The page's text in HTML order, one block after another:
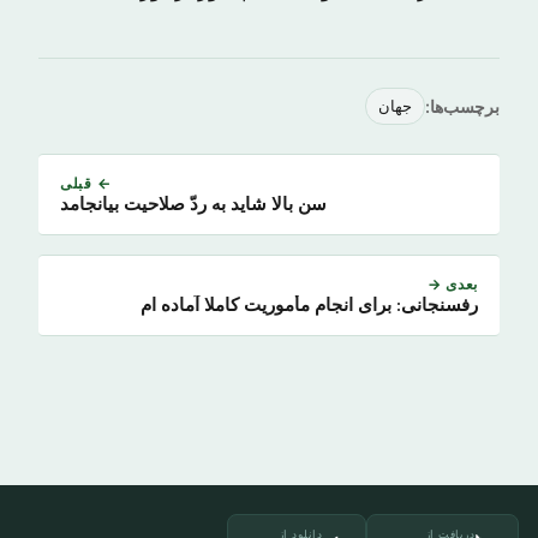
برچسب‌ها: جهان
← قبلی
سن بالا شاید به ردّ صلاحیت بیانجامد
بعدی →
رفسنجانی: برای انجام مأموریت کاملا آماده ام
دریافت از دانلود از